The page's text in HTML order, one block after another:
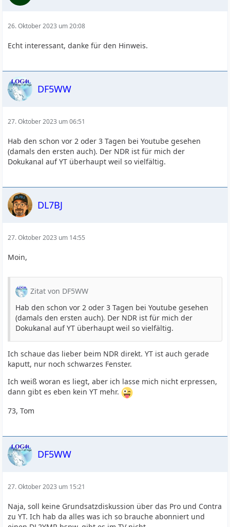
26. Oktober 2023 um 20:08
Echt interessant, danke für den Hinweis.
DF5WW
27. Oktober 2023 um 06:51
Hab den schon vor 2 oder 3 Tagen bei Youtube gesehen
(damals den ersten auch). Der NDR ist für mich der
Dokukanal auf YT überhaupt weil so vielfältig.
DL7BJ
27. Oktober 2023 um 14:55
Moin,
Zitat von DF5WW
Hab den schon vor 2 oder 3 Tagen bei Youtube gesehen
(damals den ersten auch). Der NDR ist für mich der
Dokukanal auf YT überhaupt weil so vielfältig.
Ich schaue das lieber beim NDR direkt. YT ist auch gerade
kaputt, nur noch schwarzes Fenster.
Ich weiß woran es liegt, aber ich lasse mich nicht erpressen,
dann gibt es eben kein YT mehr.
73, Tom
DF5WW
27. Oktober 2023 um 15:21
Naja, soll keine Grundsatzdiskussion über das Pro und Contra
zu YT. Ich hab da alles was ich so brauche abonniert und